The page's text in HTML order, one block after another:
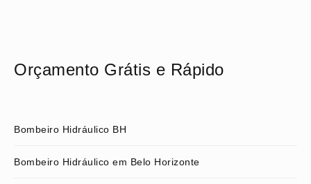
Orçamento Grátis e Rápido
Bombeiro Hidráulico BH
Bombeiro Hidráulico em Belo Horizonte